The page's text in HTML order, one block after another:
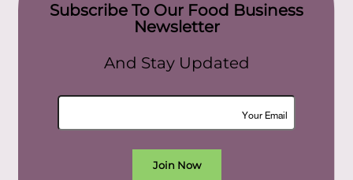
Subscribe To Our Food Business
Newsletter
And Stay Updated
Join Now